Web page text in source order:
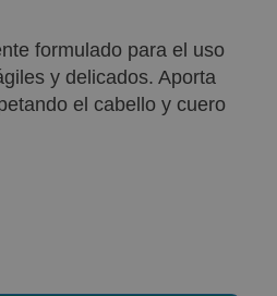
formulado para el uso
y delicados. Aporta
el cabello y cuero